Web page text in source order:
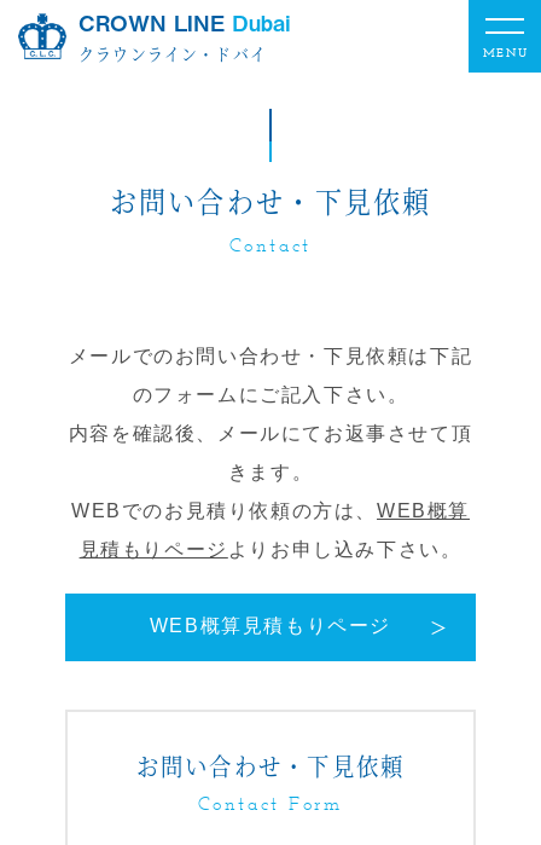
CROWN LINE Dubai
クラウンライン・ドバイ
お問い合わせ・下見依頼
Contact
メールでのお問い合わせ・下見依頼は下記
のフォームにご記入下さい。
内容を確認後、メールにてお返事させて頂
きます。
WEBでのお見積り依頼の方は、 WEB概算
見積もりページ よりお申し込み下さい。
WEB概算見積もりページ
お問い合わせ・下見依頼
Contact Form